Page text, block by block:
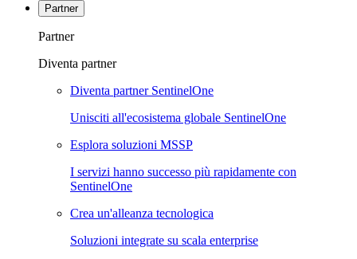
Partner
Partner
Diventa partner
Diventa partner SentinelOne
Unisciti all'ecosistema globale SentinelOne
Esplora soluzioni MSSP
I servizi hanno successo più rapidamente con
SentinelOne
Crea un'alleanza tecnologica
Soluzioni integrate su scala enterprise